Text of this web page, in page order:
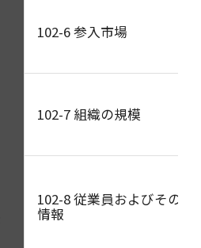
102-6 参入市場
102-7 組織の規模
102-8 従業員およびその
情報